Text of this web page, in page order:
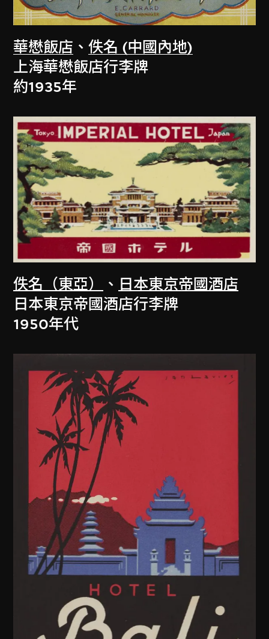
華懋飯店 、佚名 (中國內地)
上海華懋飯店行李牌
約1935年
佚名（東亞） 、 日本東京帝國酒店
日本東京帝國酒店行李牌
1950年代